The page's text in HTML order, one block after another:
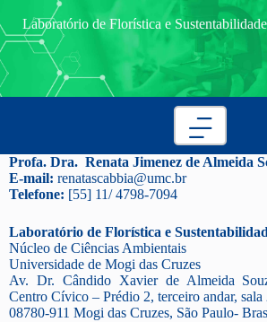
Laboratório de Florística e
Profa. Dra. Renata Jimenez de Almeida
E-mail: renatascabbia@umc.br
Telefone: [55] 11/ 4798-7094
Laboratório de Florística e
Núcleo de Ciências Ambientais
Universidade de Mogi das Cruzes
Av. Dr. Cândido Xavier de Almeida
Centro Cívico – Prédio 2, terceiro andar, sala
08780-911 Mogi das Cruzes, São Paulo-